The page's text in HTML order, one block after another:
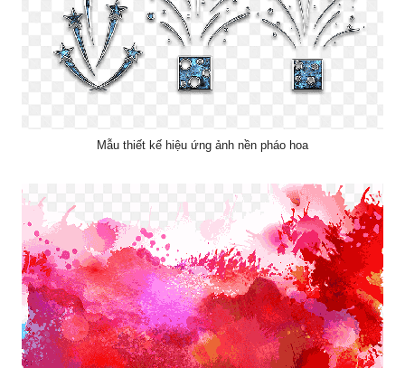
Mẫu thiết kế hiệu ứng ảnh nền pháo hoa